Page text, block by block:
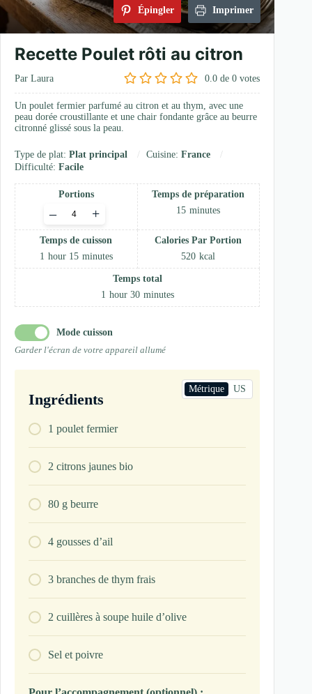
Épingler Imprimer
Recette Poulet rôti au citron
Par Laura 0.0 de0 votes
Un poulet fermier parfumé au citron et au thym, avec une
peau dorée croustillante et une chair fondante grâce au beurre
citronné glissé sous la peau.
Type de plat: Plat principal Cuisine: France
Difficulté: Facile
Portions
Adjust+
–
Temps de préparation
15 minutes
Temps de cuisson
1 hour 15 minutes
Calories Par Portion
520 kcal
Temps total
1 hour 30 minutes
Mode cuisson
Garder l'écran de votre appareil allumé
Ingrédients
Métrique US
1 poulet fermier
2 citrons jaunes bio
80 g beurre
4 gousses d’ail
3 branches de thym frais
2 cuillères à soupe huile d’olive
Sel et poivre